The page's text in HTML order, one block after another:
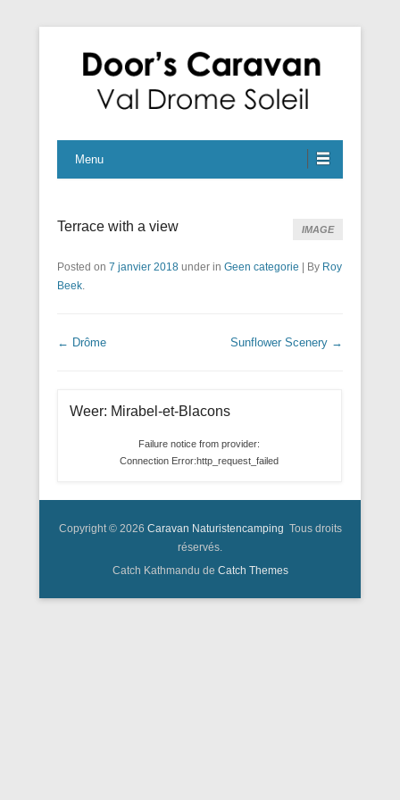
Caravan Naturistencamping
Menu
Terrace with a view IMAGE
Posted on 7 janvier 2018 under in Geen categorie By Roy
Beek.
Navigation dans les articles
← Drôme Sunflower Scenery →
Weer: Mirabel-et-Blacons
Failure notice from provider:
Connection Error:http_request_failed
Copyright © 2026 Caravan Naturistencamping Tous droits
réservés.
Catch Kathmandu de Catch Themes